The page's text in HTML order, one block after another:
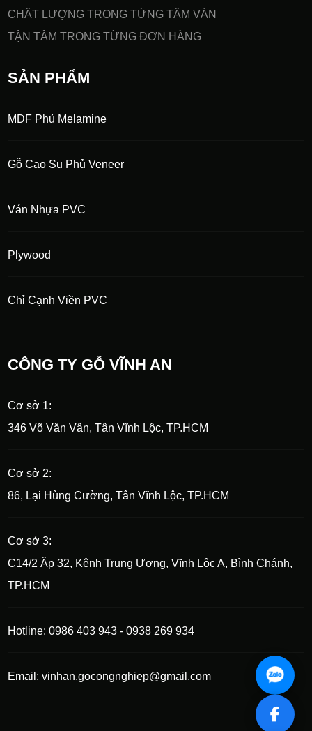
CHẤT LƯỢNG TRONG TỪNG TẤM VÁN
TẬN TÂM TRONG TỪNG ĐƠN HÀNG
SẢN PHẨM
MDF Phủ Melamine
Gỗ Cao Su Phủ Veneer
Ván Nhựa PVC
Plywood
Chỉ Cạnh Viền PVC
CÔNG TY GỖ VĨNH AN
Cơ sở 1:
346 Võ Văn Vân, Tân Vĩnh Lộc, TP.HCM
Cơ sở 2:
86, Lại Hùng Cường, Tân Vĩnh Lộc, TP.HCM
Cơ sở 3:
C14/2 Ấp 32, Kênh Trung Ương, Vĩnh Lộc A, Bình Chánh,
TP.HCM
Hotline: 0986 403 943 - 0938 269 934
Email: vinhan.gocongnghiep@gmail.com